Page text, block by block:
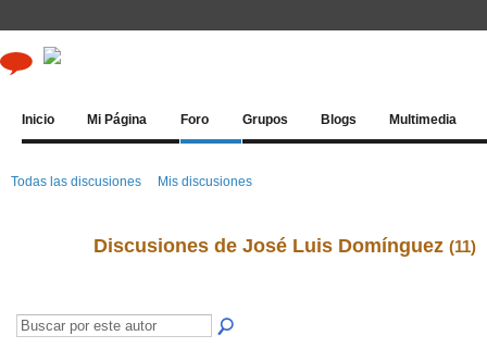
Inicio Mi Página Foro Grupos Blogs Multimedia
Todas las discusiones Mis discusiones
Discusiones de José Luis Domínguez (11)